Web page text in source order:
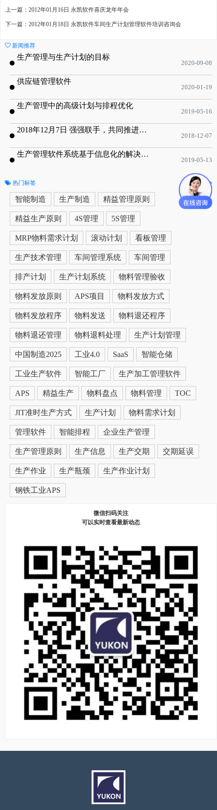
上一篇：2012年01月16日 永凯软件喜庆龙年年会
下一篇：2012年01月18日 永凯软件车间生产计划管理软件培训咨询会
新闻推荐
生产管理与生产计划的目标
2020-09-08
供应链管理软件
2020-01-19
生产管理中的高级计划与排程优化
2019-05-16
2018年12月7日 强强联手，共同推进电子器件领域APS应用典范 风华高科生产自动化工业互联网应用项目-APS项目启动会
2018-12-07
生产管理软件系统基于信息化的解决方案
2019-05-13
热门标签 更多
智能制造 生产制造 精益管理原则
精益生产原则 4S管理 5S管理
MRP物料需求计划 滚动计划 看板管理
生产技术管理 车间管理系统 车间管理
排产计划 生产计划系统 物料管理验收
物料发放原则 APS项目 物料发放方式
物料发放程序 物料发送 物料退还程序
物料退还管理 物料退料处理 生产计划管理
中国制造2025 工业4.0 SaaS 智能仓储
工业生产软件 智能工厂 生产加工管理软件
APS 精益生产 物料盘点 物料管理 TOC
JIT准时生产方式 生产计划 物料需求计划
管理软件 智能排程 企业生产管理
生产管理原则 生产信息 生产交期 交期延误
生产作业 生产瓶颈 生产作业计划
钢铁工业APS
微信扫码关注
可以实时查看最新动态